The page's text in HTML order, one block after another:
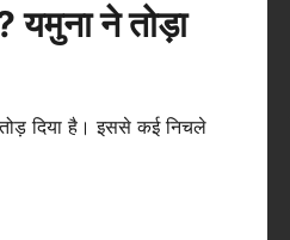
ने तोड़ा
दिया है। इससे कई निचले